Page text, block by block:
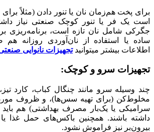
برای پخت هم‌زمان نان یا تنور دادن (مثلاً
است یک فر یا تنور کوچک صنعتی نیاز
جگرکی شامل نان تازه است، برنامه‌ریزی
ساده یا استفاده از نان‌آوردی روزانه
اطلاعات بیشتر میتوانیدتجهیزات نانوایی
تجهیزات سرو و کوچک:
چند وسیله سرو مانند چنگال کباب، کارد
مخلوط‌کن (برای تهیه سس‌ها)، و ظروف مورد
سرامیکی یا یک‌بار مصرف بهداشتی) هم باید
داشته باشند. همچنین باکس‌های حمل غذا
بیرون‌بر نیز فراموش نشود.